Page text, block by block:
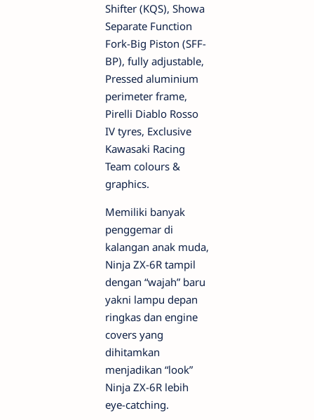
Shifter (KQS), Showa
Separate Function
Fork-Big Piston (SFF-
BP), fully adjustable,
Pressed aluminium
perimeter frame,
Pirelli Diablo Rosso
IV tyres, Exclusive
Kawasaki Racing
Team colours &
graphics.
Memiliki banyak
penggemar di
kalangan anak muda,
Ninja ZX-6R tampil
dengan “wajah” baru
yakni lampu depan
ringkas dan engine
covers yang
dihitamkan
menjadikan “look”
Ninja ZX-6R lebih
eye-catching.